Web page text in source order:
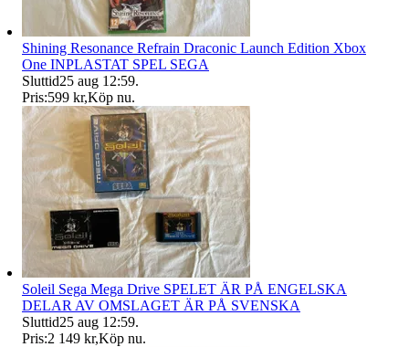
Shining Resonance Refrain Draconic Launch Edition Xbox
One INPLASTAT SPEL SEGA
Sluttid25 aug 12:59.
Pris:599 kr,Köp nu.
Soleil Sega Mega Drive SPELET ÄR PÅ ENGELSKA
DELAR AV OMSLAGET ÄR PÅ SVENSKA
Sluttid25 aug 12:59.
Pris:2 149 kr,Köp nu.